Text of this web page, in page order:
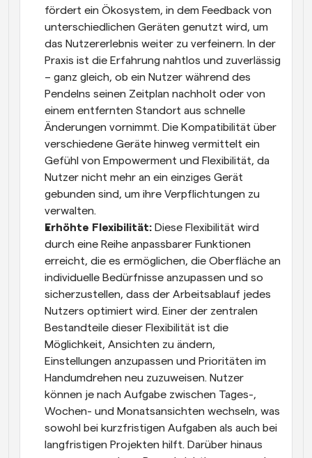
fördert ein Ökosystem, in dem Feedback von
unterschiedlichen Geräten genutzt wird, um
das Nutzererlebnis weiter zu verfeinern. In der
Praxis ist die Erfahrung nahtlos und zuverlässig
– ganz gleich, ob ein Nutzer während des
Pendelns seinen Zeitplan nachholt oder von
einem entfernten Standort aus schnelle
Änderungen vornimmt. Die Kompatibilität über
verschiedene Geräte hinweg vermittelt ein
Gefühl von Empowerment und Flexibilität, da
Nutzer nicht mehr an ein einziges Gerät
gebunden sind, um ihre Verpflichtungen zu
verwalten.
Erhöhte Flexibilität: Diese Flexibilität wird
durch eine Reihe anpassbarer Funktionen
erreicht, die es ermöglichen, die Oberfläche an
individuelle Bedürfnisse anzupassen und so
sicherzustellen, dass der Arbeitsablauf jedes
Nutzers optimiert wird. Einer der zentralen
Bestandteile dieser Flexibilität ist die
Möglichkeit, Ansichten zu ändern,
Einstellungen anzupassen und Prioritäten im
Handumdrehen neu zuzuweisen. Nutzer
können je nach Aufgabe zwischen Tages-,
Wochen- und Monatsansichten wechseln, was
sowohl bei kurzfristigen Aufgaben als auch bei
langfristigen Projekten hilft. Darüber hinaus